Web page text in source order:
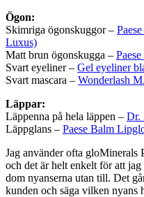
Ögon:
Skimriga ögonskuggor –
Luxus)
Matt brun ögonskugga –
Svart eyeliner – Gel eyeliner
Svart mascara – Wonderlash
Läppar:
Läppenna på hela läppen – Dr.
Läppglans – Paese Balm
Jag använder ofta gloMinerals
och det är helt enkelt för att
dom nyanserna utan till. Det
kunden och säga vilken nyans